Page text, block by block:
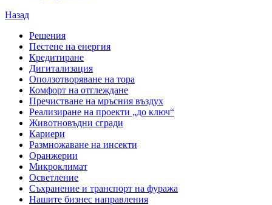
Назад
Решения
Пестене на енергия
Кредитиране
Дигитализация
Оползотворяване на тора
Комфорт на отглеждане
Пречистване на мръсния въздух
Реализиране на проекти „до ключ“
Животновъдни сгради
Кариери
Размножаване на инсекти
Оранжерии
Микроклимат
Осветление
Съхранение и транспорт на фуража
Нашите бизнес направления